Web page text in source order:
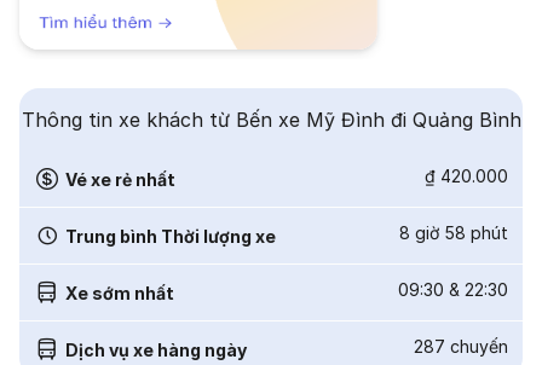
Thông tin xe khách từ Bến xe Mỹ Đình đi Quảng Bình
Vé xe rẻ nhất ₫ 420.000
Trung bình Thời lượng xe 8 giờ 58 phút
Xe sớm nhất 09:30 & 22:30
Dịch vụ xe hàng ngày 287 chuyến